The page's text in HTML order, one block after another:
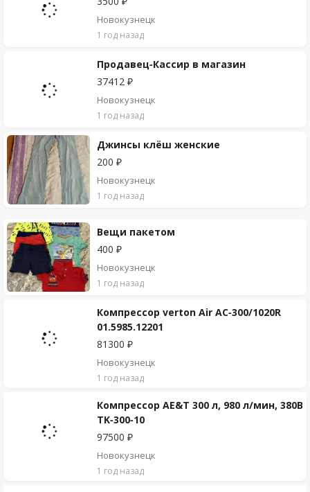
Новокузнецк
1 год назад
Продавец-Кассир в магазин
37412 ₽
Новокузнецк
1 год назад
Джинсы клёш женские
200 ₽
Новокузнецк
1 год назад
Вещи пакетом
400 ₽
Новокузнецк
1 год назад
Компрессор verton Air AC-300/1020R
01.5985.12201
81300 ₽
Новокузнецк
1 год назад
Компрессор AE&T 300 л, 980 л/мин, 380В
TK-300-10
97500 ₽
Новокузнецк
1 год назад